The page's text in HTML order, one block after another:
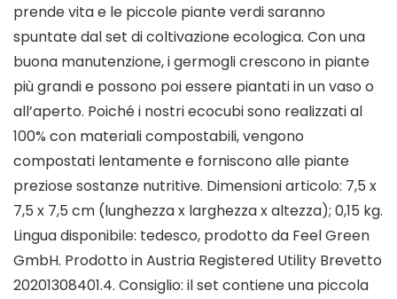
prende vita e le piccole piante verdi saranno
spuntate dal set di coltivazione ecologica. Con una
buona manutenzione, i germogli crescono in piante
più grandi e possono poi essere piantati in un vaso o
all’aperto. Poiché i nostri ecocubi sono realizzati al
100% con materiali compostabili, vengono
compostati lentamente e forniscono alle piante
preziose sostanze nutritive. Dimensioni articolo: 7,5 x
7,5 x 7,5 cm (lunghezza x larghezza x altezza); 0,15 kg.
Lingua disponibile: tedesco, prodotto da Feel Green
GmbH. Prodotto in Austria Registered Utility Brevetto
20201308401.4. Consiglio: il set contiene una piccola